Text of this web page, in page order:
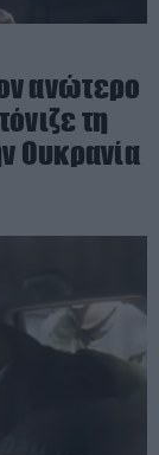
ανώτερο
τη
Ουκρανία